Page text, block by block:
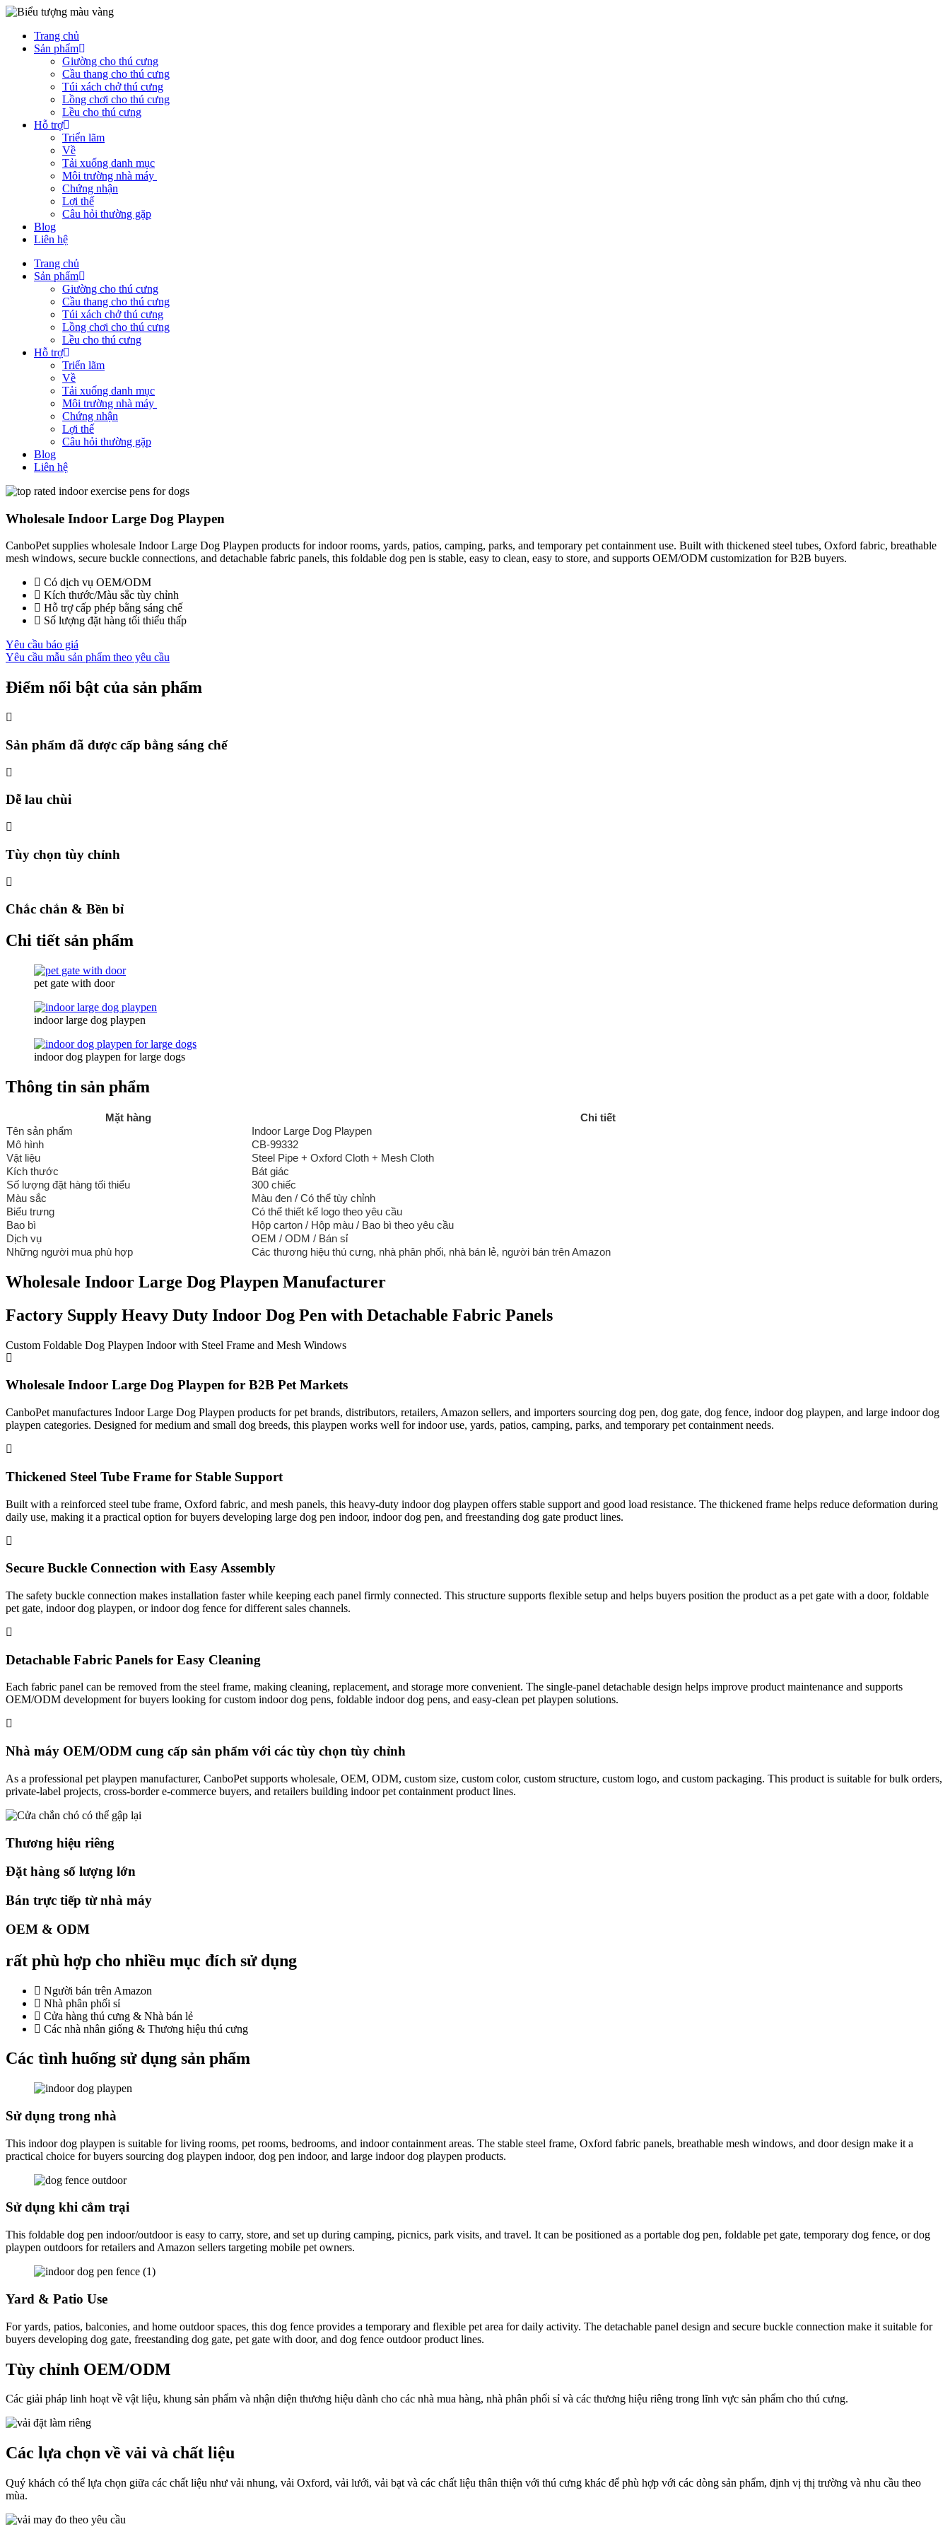
Chuyển
dung
Trang chủ
Sản phẩm
Giường cho thú cưng
Cầu thang cho thú cưng
Túi xách chở thú cưng
Lồng chơi cho thú cưng
Lều cho thú cưng
Hỗ trợ
Triển lãm
Về
Tải xuống danh mục
Môi trường nhà máy
Chứng nhận
Lợi thế
Câu hỏi thường gặp
Blog
Liên hệ
Trang chủ
Sản phẩm
Giường cho thú cưng
Cầu thang cho thú cưng
Túi xách chở thú cưng
Lồng chơi cho thú cưng
Lều cho thú cưng
Hỗ trợ
Triển lãm
Về
Tải xuống danh mục
Môi trường nhà máy
Chứng nhận
Lợi thế
Câu hỏi thường gặp
Blog
Liên hệ
Wholesale Indoor Large Dog Playpen
CanboPet supplies wholesale Indoor Large Dog Playpen products for indoor rooms, yards, patios, camping, parks, and temporary pet containment use. Built with thickened steel tubes, Oxford fabric, breathable
mesh windows, secure buckle connections, and detachable fabric panels, this foldable dog pen is stable, easy to clean, easy to store, and supports OEM/ODM customization for B2B buyers.
Có dịch vụ OEM/ODM
Kích thước/Màu sắc tùy chỉnh
Hỗ trợ cấp phép bằng sáng chế
Số lượng đặt hàng tối thiểu thấp
Yêu cầu báo giá
Yêu cầu mẫu sản phẩm theo yêu cầu
Điểm nổi bật của sản phẩm
Sản phẩm đã được cấp bằng sáng chế
Dễ lau chùi
Tùy chọn tùy chỉnh
Chắc chắn & Bền bỉ
Chi tiết sản phẩm
pet gate with door
indoor large dog playpen
indoor dog playpen for large dogs
Thông tin sản phẩm
Mặt hàng
Chi tiết
Tên sản phẩm
Indoor Large Dog Playpen
Mô hình
CB-99332
Vật liệu
Steel Pipe + Oxford Cloth + Mesh Cloth
Kích thước
Bát giác
Số lượng đặt hàng tối thiểu
300 chiếc
Màu sắc
Màu đen / Có thể tùy chỉnh
Biểu trưng
Có thể thiết kế logo theo yêu cầu
Bao bì
Hộp carton / Hộp màu / Bao bì theo yêu cầu
Dịch vụ
OEM / ODM / Bán sỉ
Những người mua phù hợp
Các thương hiệu thú cưng, nhà phân phối, nhà bán lẻ, người bán trên Amazon
Wholesale Indoor Large Dog Playpen Manufacturer
Factory Supply Heavy Duty Indoor Dog Pen with Detachable Fabric Panels
Custom Foldable Dog Playpen Indoor with Steel Frame and Mesh Windows
Wholesale Indoor Large Dog Playpen for B2B Pet Markets
CanboPet manufactures Indoor Large Dog Playpen products for pet brands, distributors, retailers, Amazon sellers, and importers sourcing dog pen, dog gate, dog fence, indoor dog playpen, and large indoor dog
playpen categories. Designed for medium and small dog breeds, this playpen works well for indoor use, yards, patios, camping, parks, and temporary pet containment needs.
Thickened Steel Tube Frame for Stable Support
Built with a reinforced steel tube frame, Oxford fabric, and mesh panels, this heavy-duty indoor dog playpen offers stable support and good load resistance. The thickened frame helps reduce deformation during
daily use, making it a practical option for buyers developing large dog pen indoor, indoor dog pen, and freestanding dog gate product lines.
Secure Buckle Connection with Easy Assembly
The safety buckle connection makes installation faster while keeping each panel firmly connected. This structure supports flexible setup and helps buyers position the product as a pet gate with a door, foldable
pet gate, indoor dog playpen, or indoor dog fence for different sales channels.
Detachable Fabric Panels for Easy Cleaning
Each fabric panel can be removed from the steel frame, making cleaning, replacement, and storage more convenient. The single-panel detachable design helps improve product maintenance and supports
OEM/ODM development for buyers looking for custom indoor dog pens, foldable indoor dog pens, and easy-clean pet playpen solutions.
Nhà máy OEM/ODM cung cấp sản phẩm với các tùy chọn tùy chỉnh
As a professional pet playpen manufacturer, CanboPet supports wholesale, OEM, ODM, custom size, custom color, custom structure, custom logo, and custom packaging. This product is suitable for bulk orders,
private-label projects, cross-border e-commerce buyers, and retailers building indoor pet containment product lines.
Thương hiệu riêng
Đặt hàng số lượng lớn
Bán trực tiếp từ nhà máy
OEM & ODM
rất phù hợp cho nhiều mục đích sử dụng
Người bán trên Amazon
Nhà phân phối sỉ
Cửa hàng thú cưng & Nhà bán lẻ
Các nhà nhân giống & Thương hiệu thú cưng
Các tình huống sử dụng sản phẩm
Sử dụng trong nhà
This indoor dog playpen is suitable for living rooms, pet rooms, bedrooms, and indoor containment areas. The stable steel frame, Oxford fabric panels, breathable mesh windows, and door design make it a
practical choice for buyers sourcing dog playpen indoor, dog pen indoor, and large indoor dog playpen products.
Sử dụng khi cắm trại
This foldable dog pen indoor/outdoor is easy to carry, store, and set up during camping, picnics, park visits, and travel. It can be positioned as a portable dog pen, foldable pet gate, temporary dog fence, or dog
playpen outdoors for retailers and Amazon sellers targeting mobile pet owners.
Yard & Patio Use
For yards, patios, balconies, and home outdoor spaces, this dog fence provides a temporary and flexible pet area for daily activity. The detachable panel design and secure buckle connection make it suitable for
buyers developing dog gate, freestanding dog gate, pet gate with door, and dog fence outdoor product lines.
Tùy chỉnh OEM/ODM
Các giải pháp linh hoạt về vật liệu, khung sản phẩm và nhận diện thương hiệu dành cho các nhà mua hàng, nhà phân phối sỉ và các thương hiệu riêng trong lĩnh vực sản phẩm cho thú cưng.
Các lựa chọn về vải và chất liệu
Quý khách có thể lựa chọn giữa các chất liệu như vải nhung, vải Oxford, vải lưới, vải bạt và các chất liệu thân thiện với thú cưng khác để phù hợp với các dòng sản phẩm, định vị thị trường và nhu cầu theo
mùa.